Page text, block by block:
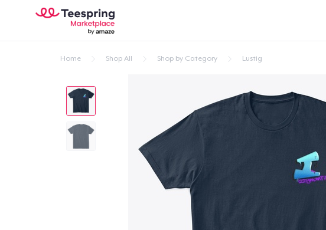
Home Shop All Shop by Category Lustig